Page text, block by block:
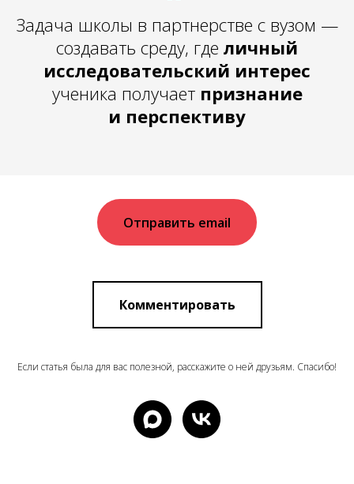
Задача школы в партнерстве с вузом —
создавать среду, где личный
исследовательский интерес
ученика получает признание
и перспективу
Отправить email
Комментировать
Если статья была для вас полезной, расскажите о ней друзьям. Спасибо!